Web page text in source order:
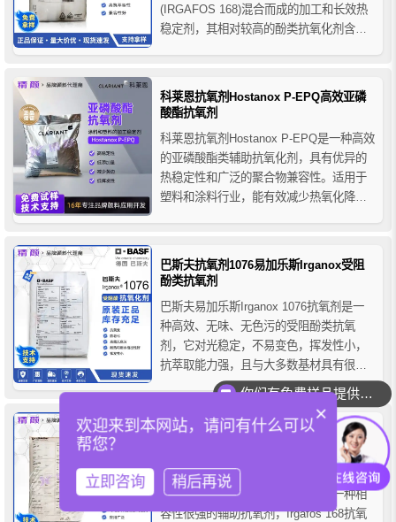
(IRGAFOS 168)混合而成的加工和长效热
稳定剂，其相对较高的酚类抗氧化剂含量
优势，例如保持原始熔体流动性、低色污
性和长期热稳定性等。
科莱恩抗氧剂Hostanox P-EPQ高效亚磷
酸酯抗氧剂
科莱恩抗氧剂Hostanox P-EPQ是一种高效
的亚磷酸酯类辅助抗氧化剂，具有优异的
热稳定性和广泛的聚合物兼容性。适用于
塑料和涂料行业，能有效减少热氧化降
固化的涂料和各种热塑性聚合物。
巴斯夫抗氧剂1076易加乐斯Irganox受阻
酚类抗氧剂
巴斯夫易加乐斯Irganox 1076抗氧剂是一
种高效、无味、无色污的受阻酚类抗氧
剂，它对光稳定，不易变色，挥发性小，
抗萃取能力强，且与大多数基材具有很好
的相容性，巴斯夫抗氧剂1076属于加工及
长期热稳定用受阻酚类抗氧剂，可广泛用
于塑料、合成纤维、弹性体、胶粘剂、
蜡、油品和脂肪等领域，防止和保护基材
巴斯夫168抗氧剂IRGAFOS 168亚磷酸酯
德国BASF Irgafos 168是一款低挥发、耐
水解的有机亚磷酸酯抗氧剂，作为一种相
容性很强的辅助抗氧剂，Irgafos 168抗氧
你们有免费样品提供吗？
×
欢迎来到本网站，请问有什么可以
帮您？
立即咨询 稍后再说